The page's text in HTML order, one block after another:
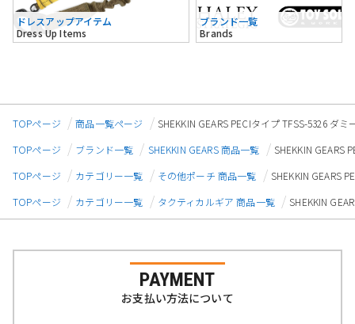
ドレスアップアイテム
Dress Up Items
ブランド一覧
Brands
TOPページ 商品一覧ページ
SHEKKIN GEARS PECIタイプ TFSS-5326 ダ
TOPページ
ブランド一覧 SHEKKIN GEARS 商品一覧
SHEKKIN GEARS
TOPページ
カテゴリー一覧 その他ポーチ 商品一覧
SHEKKIN GEARS
TOPページ
カテゴリー一覧 タクティカルギア 商品一覧 SHEKKIN
PAYMENT
お支払い方法について